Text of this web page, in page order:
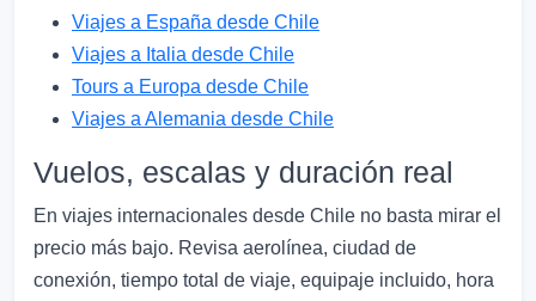
Viajes a España desde Chile
Viajes a Italia desde Chile
Tours a Europa desde Chile
Viajes a Alemania desde Chile
Vuelos, escalas y duración real
En viajes internacionales desde Chile no basta mirar el
precio más bajo. Revisa aerolínea, ciudad de
conexión, tiempo total de viaje, equipaje incluido, hora